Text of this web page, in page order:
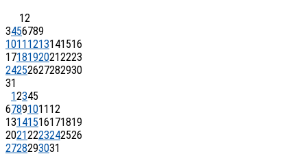
12
3456789
1011 1213141516
17181920212223
24252627282930
31
12345
67891011 12
13141516171819
20212223242526
2728293031